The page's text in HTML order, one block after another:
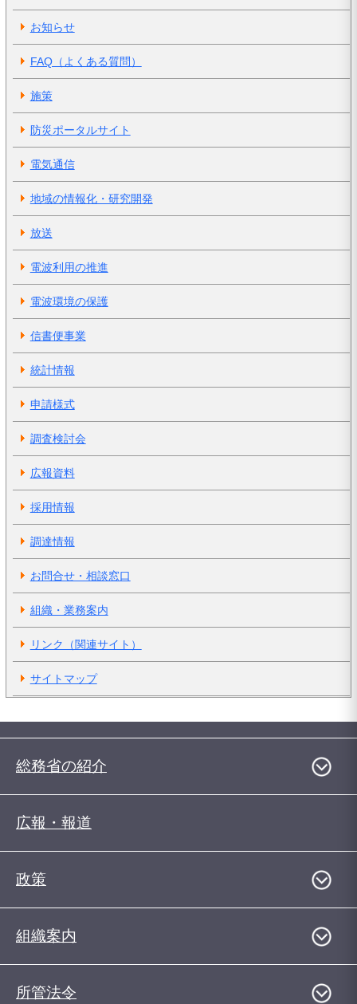
お知らせ
FAQ（よくある質問）
施策
防災ポータルサイト
電気通信
地域の情報化・研究開発
放送
電波利用の推進
電波環境の保護
信書便事業
統計情報
申請様式
調査検討会
広報資料
採用情報
調達情報
お問合せ・相談窓口
組織・業務案内
リンク（関連サイト）
サイトマップ
総務省の紹介
広報・報道
政策
組織案内
所管法令